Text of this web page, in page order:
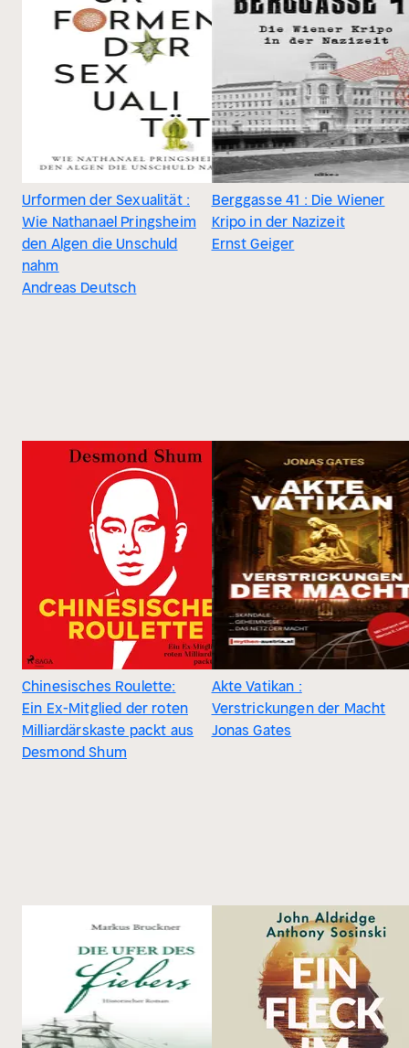
Urformen der Sexualität :
Wie Nathanael Pringsheim
den Algen die Unschuld
nahm
Andreas Deutsch
Berggasse 41 : Die Wiener
Kripo in der Nazizeit
Ernst Geiger
Chinesisches Roulette:
Ein Ex-Mitglied der roten
Milliardärskaste packt aus
Desmond Shum
Akte Vatikan :
Verstrickungen der Macht
Jonas Gates